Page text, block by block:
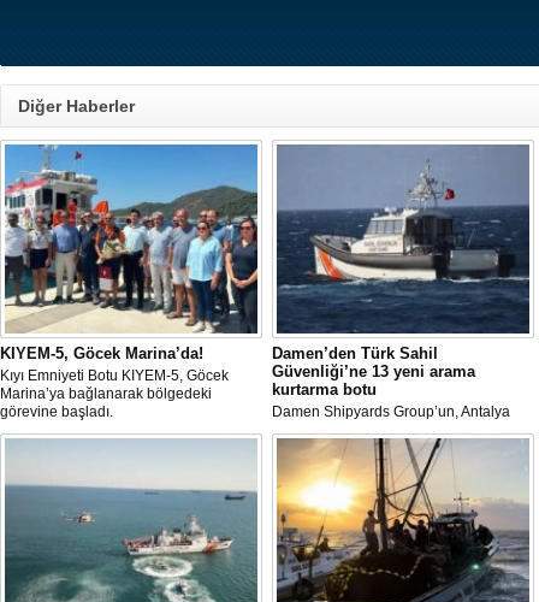
Diğer Haberler
KIYEM-5, Göcek Marina’da!
Kıyı Emniyeti Botu KIYEM-5, Göcek
Marina’ya bağlanarak bölgedeki
görevine başladı.
Damen’den Türk Sahil
Güvenliği’ne 13 yeni arama
kurtarma botu
Damen Shipyards Group’un, Antalya
Serbest Bölgesi’ndeki stratejik üretim
üssü olan Damen Antalya, Türk Sahil
Güvenliği için kolları sıvıyor.